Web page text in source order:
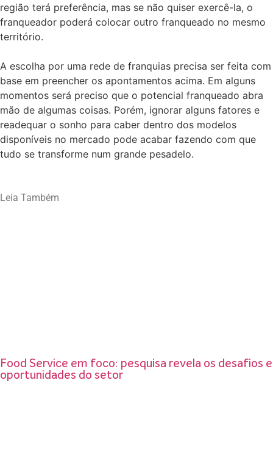
região terá preferência, mas se não quiser exercê-la, o
franqueador poderá colocar outro franqueado no mesmo
território.
A escolha por uma rede de franquias precisa ser feita com
base em preencher os apontamentos acima. Em alguns
momentos será preciso que o potencial franqueado abra
mão de algumas coisas. Porém, ignorar alguns fatores e
readequar o sonho para caber dentro dos modelos
disponíveis no mercado pode acabar fazendo com que
tudo se transforme num grande pesadelo.
Leia Também
Food Service em foco: pesquisa revela os desafios e
oportunidades do setor